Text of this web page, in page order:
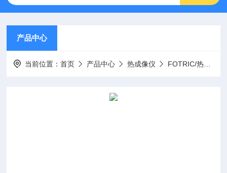
产品中心
当前位置：首页 产品中心 热成像仪 FOTRIC/热像仪